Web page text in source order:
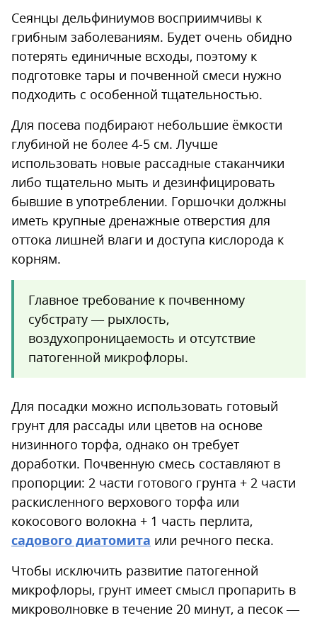
Сеянцы дельфиниумов восприимчивы к
грибным заболеваниям. Будет очень обидно
потерять единичные всходы, поэтому к
подготовке тары и почвенной смеси нужно
подходить с особенной тщательностью.
Для посева подбирают небольшие ёмкости
глубиной не более 4-5 см. Лучше
использовать новые рассадные стаканчики
либо тщательно мыть и дезинфицировать
бывшие в употреблении. Горшочки должны
иметь крупные дренажные отверстия для
оттока лишней влаги и доступа кислорода к
корням.
Главное требование к почвенному
субстрату — рыхлость,
воздухопроницаемость и отсутствие
патогенной микрофлоры.
Для посадки можно использовать готовый
грунт для рассады или цветов на основе
низинного торфа, однако он требует
доработки. Почвенную смесь составляют в
пропорции: 2 части готового грунта + 2 части
раскисленного верхового торфа или
кокосового волокна + 1 часть перлита,
садового диатомита или речного песка.
Чтобы исключить развитие патогенной
микрофлоры, грунт имеет смысл пропарить в
микроволновке в течение 20 минут, а песок —